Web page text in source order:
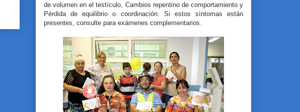
de volumen en el testículo, Cambios repentino de comportamiento y
Pérdida de equilibrio o coordinación. Si estos síntomas están
presentes, consulte para exámenes complementarios.